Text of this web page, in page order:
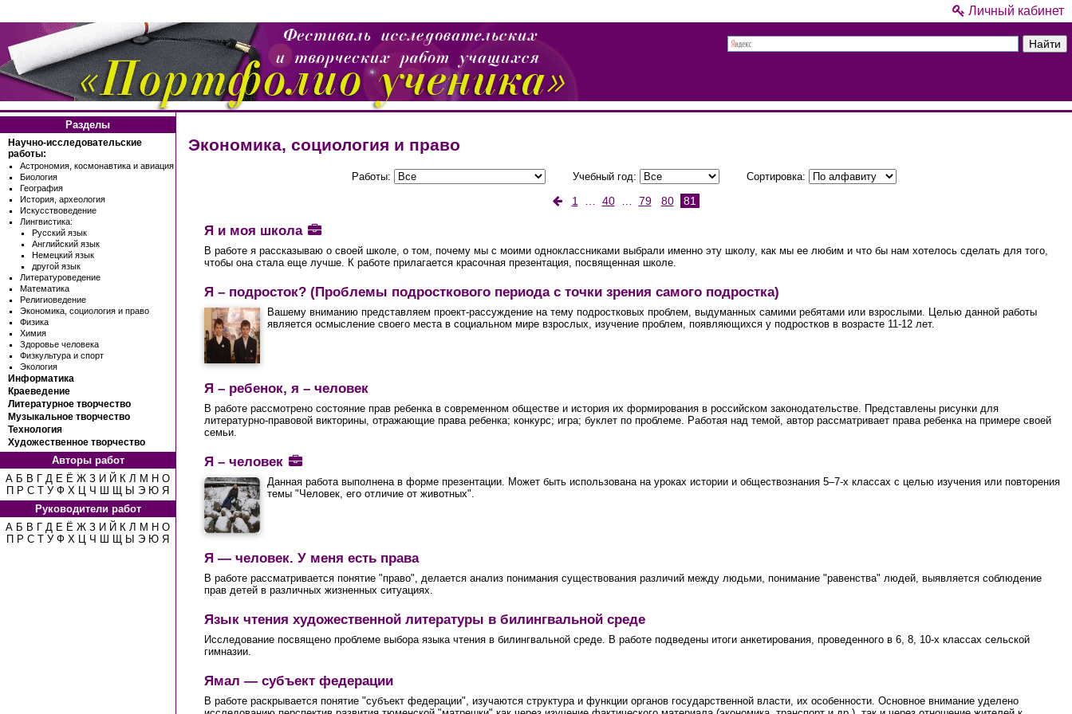
Личный кабинет
Разделы
Научно-исследовательские
работы:
Астрономия, космонавтика и авиация
Биология
География
История, археология
Искусствоведение
Лингвистика:
Русский язык
Английский язык
Немецкий язык
другой язык
Литературоведение
Математика
Религиоведение
Экономика, социология и право
Физика
Химия
Здоровье человека
Физкультура и спорт
Экология
Информатика
Краеведение
Литературное творчество
Музыкальное творчество
Технология
Художественное творчество
Авторы работ
А Б В Г Д Е Ё Ж З И Й К Л М Н О
П Р С Т У Ф Х Ц Ч Ш Щ Ы Э Ю Я
Руководители работ
А Б В Г Д Е Ё Ж З И Й К Л М Н О
П Р С Т У Ф Х Ц Ч Ш Щ Ы Э Ю Я
Экономика, социология и право
Работы: Учебный год: Сортировка:
1 40 79 80 81
Я и моя школа
В работе я рассказываю о своей школе, о том, почему мы с моими одноклассниками выбрали именно эту школу, как мы ее любим и что бы нам хотелось сделать для того,
чтобы она стала еще лучше. К работе прилагается красочная презентация, посвященная школе.
Я – подросток? (Проблемы подросткового периода с точки зрения самого подростка)
Вашему вниманию представляем проект-рассуждение на тему подростковых проблем, выдуманных самими ребятами или взрослыми. Целью данной работы
является осмысление своего места в социальном мире взрослых, изучение проблем, появляющихся у подростков в возрасте 11-12 лет.
Я – ребенок, я – человек
В работе рассмотрено состояние прав ребенка в современном обществе и история их формирования в российском законодательстве. Представлены рисунки для
литературно-правовой викторины, отражающие права ребенка; конкурс; игра; буклет по проблеме. Работая над темой, автор рассматривает права ребенка на примере своей
семьи.
Я – человек
Данная работа выполнена в форме презентации. Может быть использована на уроках истории и обществознания 5–7-х классах с целью изучения или повторения
темы "Человек, его отличие от животных".
Я — человек. У меня есть права
В работе рассматривается понятие "право", делается анализ понимания существования различий между людьми, понимание "равенства" людей, выявляется соблюдение
прав детей в различных жизненных ситуациях.
Язык чтения художественной литературы в билингвальной среде
Исследование посвящено проблеме выбора языка чтения в билингвальной среде. В работе подведены итоги анкетирования, проведенного в 6, 8, 10-х классах сельской
гимназии.
Ямал — субъект федерации
В работе раскрывается понятие "субъект федерации", изучаются структура и функции органов государственной власти, их особенности. Основное внимание уделено